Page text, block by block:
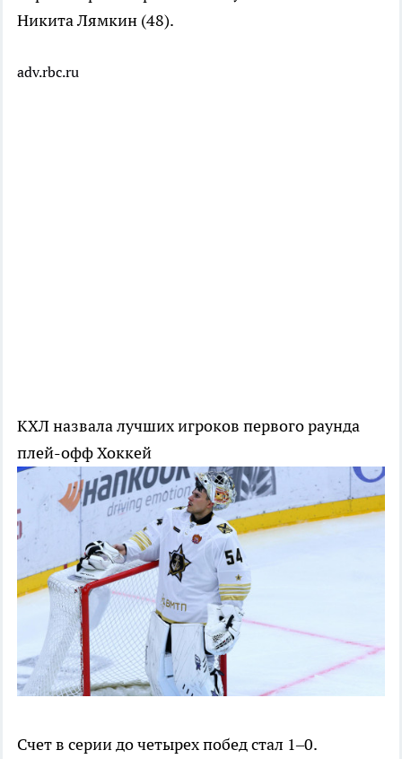
Никита Лямкин (48).
adv.rbc.ru
КХЛ назвала лучших игроков первого раунда
плей-оффХоккей
Счет в серии до четырех побед стал 1–0.